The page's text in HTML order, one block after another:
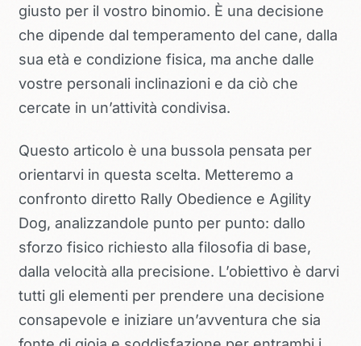
giusto per il vostro binomio. È una decisione
che dipende dal temperamento del cane, dalla
sua età e condizione fisica, ma anche dalle
vostre personali inclinazioni e da ciò che
cercate in un’attività condivisa.
Questo articolo è una bussola pensata per
orientarvi in questa scelta. Metteremo a
confronto diretto Rally Obedience e Agility
Dog, analizzandole punto per punto: dallo
sforzo fisico richiesto alla filosofia di base,
dalla velocità alla precisione. L’obiettivo è darvi
tutti gli elementi per prendere una decisione
consapevole e iniziare un’avventura che sia